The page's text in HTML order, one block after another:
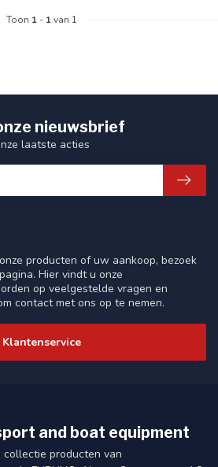
Toon 1 - 1van 1
producten of uw aankoop, bezoek
Hier vindt u onze
op veelgestelde vragen en
contact met ons op te nemen.
Klantenservice
nieuwsbrief
laatste acties
and boat equipment
producten van